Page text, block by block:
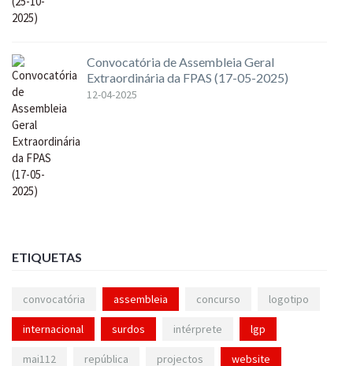
Convocatória de Assembleia Geral
Extraordinária da FPAS (17-05-2025)
12-04-2025
ETIQUETAS
convocatória assembleia concurso logotipo
internacional surdos intérprete lgp
mai112 república projectos website